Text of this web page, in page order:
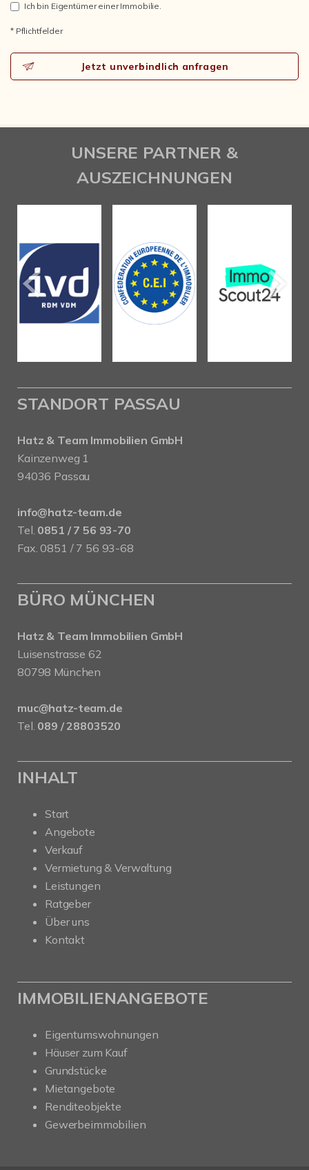
Ich bin Eigentümer einer Immobilie.
* Pflichtfelder
Jetzt unverbindlich anfragen
UNSERE PARTNER &
AUSZEICHNUNGEN
STANDORT PASSAU
Hatz & Team Immobilien GmbH
Kainzenweg 1
94036 Passau
info@hatz-team.de
Tel. 0851 / 7 56 93-70
Fax. 0851 / 7 56 93-68
BÜRO MÜNCHEN
Hatz & Team Immobilien GmbH
Luisenstrasse 62
80798 München
muc@hatz-team.de
Tel. 089 / 28803520
INHALT
Start
Angebote
Verkauf
Vermietung & Verwaltung
Leistungen
Ratgeber
Über uns
Kontakt
IMMOBILIENANGEBOTE
Eigentumswohnungen
Häuser zum Kauf
Grundstücke
Mietangebote
Renditeobjekte
Gewerbeimmobilien